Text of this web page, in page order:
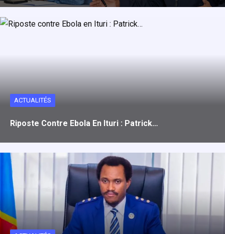
ACTUALITÉS
Riposte Contre Ebola En Ituri : Patrick…